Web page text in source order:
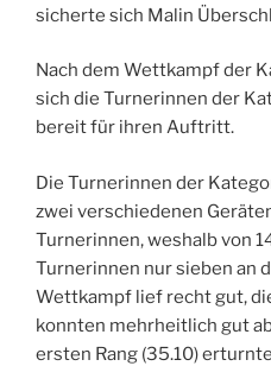
sicherte sich Malin
Nach dem Wettkampf der
sich die Turnerinnen der
bereit für ihren Auftritt.
Die Turnerinnen der
zwei verschiedenen
Turnerinnen, weshalb von
Turnerinnen nur sieben an
Wettkampf lief recht gut,
konnten mehrheitlich gut
ersten Rang (35.10)